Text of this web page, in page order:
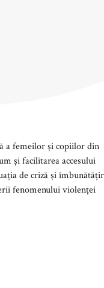
a femeilor și copiilor din
și facilitarea accesului
de criză și
fenomenului violenței